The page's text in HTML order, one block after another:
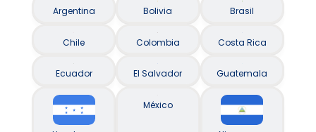
Argentina Bolivia Brasil
Chile Colombia Costa Rica
Ecuador El Salvador Guatemala
México